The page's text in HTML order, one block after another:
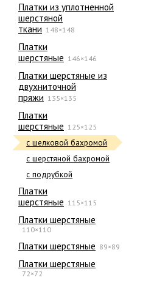
Платки из уплотненной
шерстяной
ткани 148×148
Платки
шерстяные 146×146
Платки шерстяные из
двухниточной
пряжи 135×135
Платки
шерстяные 125×125
с шелковой бахромой
с шерстяной бахромой
с подрубкой
Платки
шерстяные 115×115
Платки шерстяные
110×110
Платки шерстяные 89×89
Платки шерстяные
72×72